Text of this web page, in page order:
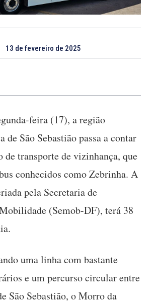
13 de fevereiro de 2025
feira (17), a região
de São Sebastião passa a contar
de transporte de vizinhança, que
conhecidos como Zebrinha. A
pela Secretaria de
(Semob-DF), terá 38
uma linha com bastante
e um percurso circular entre
São Sebastião, o Morro da